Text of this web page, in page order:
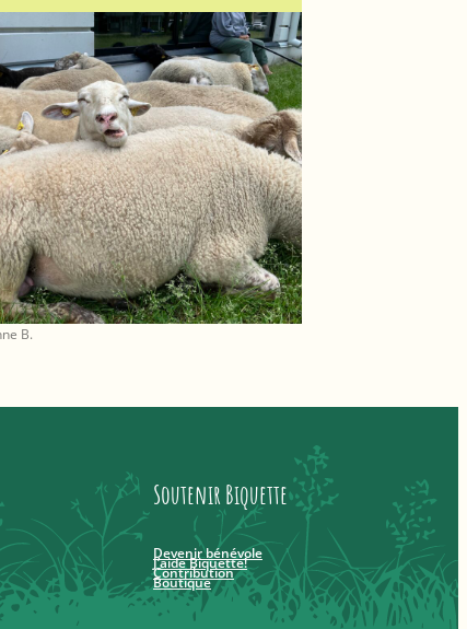
B.
Soutenir Biquette
Devenir bénévole
J’aide Biquette!
Contribution
Boutique